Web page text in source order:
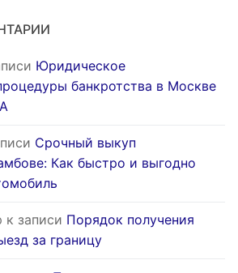
Юридическое
банкротства в Москве
Срочный выкуп
Как быстро и выгодно
к записи Порядок получения
за границу